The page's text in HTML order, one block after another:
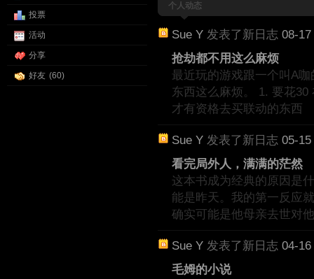
投票
活动
分享
好友 (60)
个人动态
Sue Y 发表了新日志 08-
抢劫都不用这么麻烦
最近玩的游戏跟一个叫A
东西这么麻烦。 1. 要花
才有资格去买联动的东西
Sue Y 发表了新日志 05-
看完局外人，满满的茫然
这本书成为经典的原因是
能是昨天。我的第一反应
确实可能是他母亲去世对
Sue Y 发表了新日志 04-
毛姆的小说